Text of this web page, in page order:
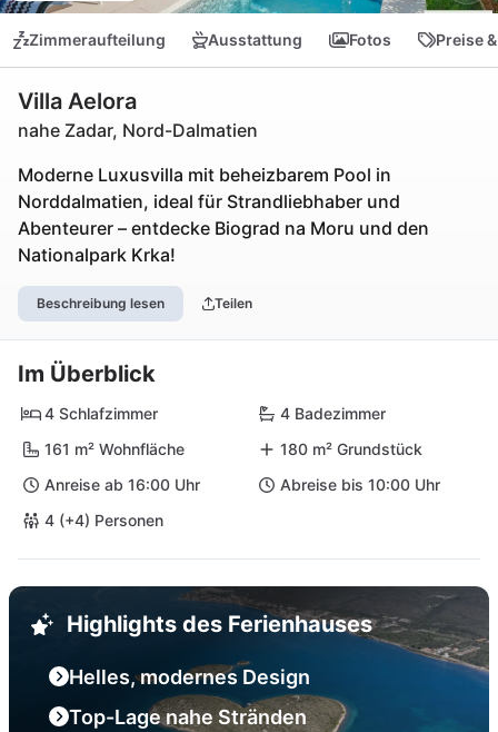
Zimmeraufteilung Ausstattung Fotos Preise
Villa Aelora
nahe Zadar, Nord-Dalmatien
Moderne Luxusvilla mit beheizbarem Pool in
Norddalmatien, ideal für Strandliebhaber und
Abenteurer – entdecke Biograd na Moru und den
Nationalpark Krka!
Beschreibung lesen Teilen
Im Überblick
4 Schlafzimmer
4 Badezimmer
161 m² Wohnfläche
180 m² Grundstück
Anreise ab 16:00 Uhr
Abreise bis 10:00 Uhr
4 (+4) Personen
Highlights des Ferienhauses
Helles, modernes Design
Top-Lage nahe Stränden